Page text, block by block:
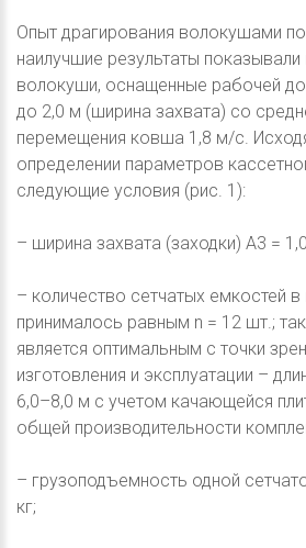
Опыт драгирования волокушами
наилучшие результаты
волокуши, оснащенные рабочей
до 2,0 м (ширина захвата) со
перемещения ковша 1,8 м/с.
определении параметров
следующие условия (рис. 1):
– ширина захвата (заходки) A3 =
– количество сетчатых емкостей в
принималось равным n = 12 шт.;
является оптимальным с точки
изготовления и эксплуатации –
6,0–8,0 м с учетом качающейся
общей производительности
– грузоподъемность одной
кг;